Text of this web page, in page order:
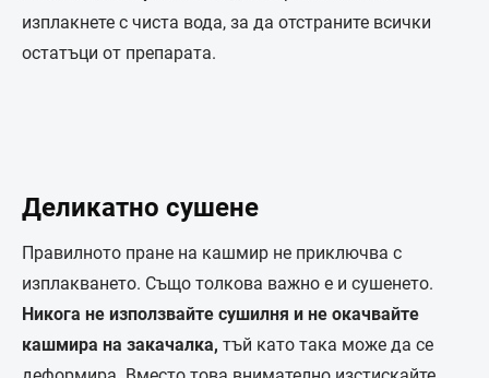
изплакнете с чиста вода, за да отстраните всички
остатъци от препарата.
Деликатно сушене
Правилното пране на кашмир не приключва с
изплакването. Също толкова важно е и сушенето.
Никога не използвайте сушилня и не окачвайте
кашмира на закачалка, тъй като така може да се